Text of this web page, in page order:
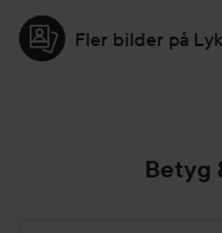
Fler bilder på
Betyg